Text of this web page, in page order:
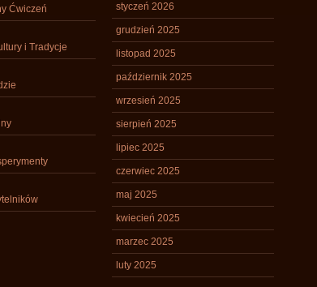
Ćwiczeń
i Tradycje
styczeń 2026
grudzień 2025
listopad 2025
październik 2025
wrzesień 2025
sierpień 2025
lipiec 2025
czerwiec 2025
maj 2025
kwiecień 2025
marzec 2025
luty 2025